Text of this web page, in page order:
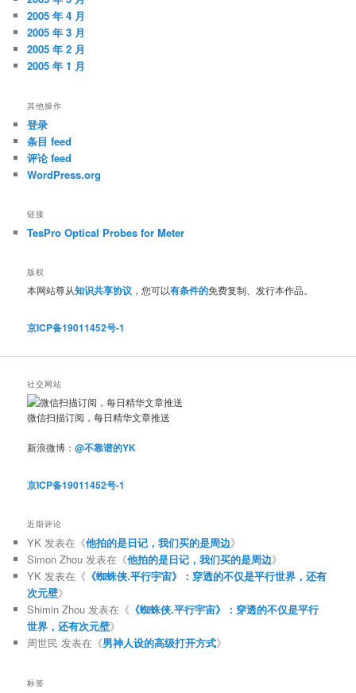
2005 年 4 月
2005 年 3 月
2005 年 2 月
2005 年 1 月
其他操作
登录
条目 feed
评论 feed
WordPress.org
链接
TesPro Optical Probes for Meter
版权
本网站尊从知识共享协议 ，您可以有条件的免费复制、发行本作品。
京ICP备19011452号-1
社交网站
微信扫描订阅，每日精华文章推送
新浪微博：@不靠谱的YK
京ICP备19011452号-1
近期评论
YK 发表在《他拍的是日记，我们买的是周边》
Simon Zhou 发表在《他拍的是日记，我们买的是周边》
YK 发表在《 《蜘蛛侠.平行宇宙》：穿透的不仅是平行世界，还有
次元壁》
Shimin Zhou 发表在《 《蜘蛛侠.平行宇宙》：穿透的不仅是平行
世界，还有次元壁》
周世民 发表在《男神人设的高级打开方式》
标签